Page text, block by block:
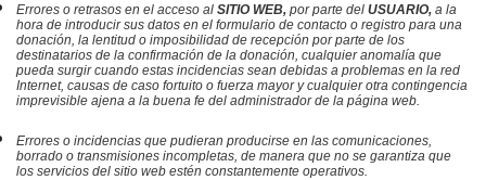
Errores o retrasos en el acceso al SITIO WEB, por parte del USUARIO, a la
hora de introducir sus datos en el formulario de contacto o registro para una
donación, la lentitud o imposibilidad de recepción por parte de los
destinatarios de la confirmación de la donación, cualquier anomalía que
pueda surgir cuando estas incidencias sean debidas a problemas en la red
Internet, causas de caso fortuito o fuerza mayor y cualquier otra contingencia
imprevisible ajena a la buena fe del administrador de la página web.
Errores o incidencias que pudieran producirse en las comunicaciones,
borrado o transmisiones incompletas, de manera que no se garantiza que
los servicios del sitio web estén constantemente operativos.